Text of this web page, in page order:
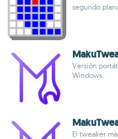
segundo
Versión
Windows.
El tweaker